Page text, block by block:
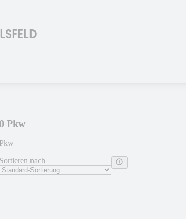
0 Pkw
Pkw
Sortieren nach